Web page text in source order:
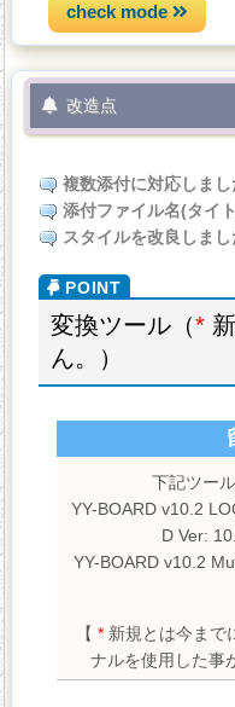
check mode
改造点
複数添付に対応しまし
添付ファイル名(タイ
スタイルを改良しまし
変換ツール（*新
ん。）
下記ツー
YY-BOARD v10.2
D Ver:
YY-BOARD v10.2
【 *新規とは今まで
ナルを使用した事